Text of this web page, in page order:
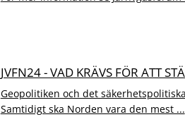
JVFN24 - VAD KRÄVS FÖR ATT
Geopolitiken och det
Samtidigt ska Norden vara den mest ...